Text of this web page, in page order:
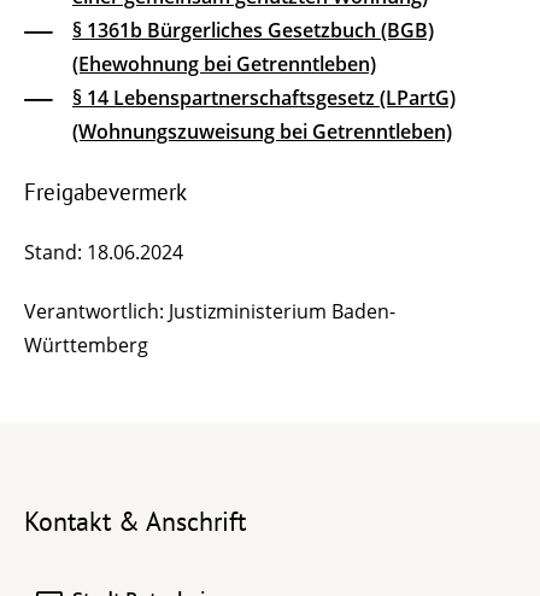
§ 1361b Bürgerliches Gesetzbuch (BGB)
(Ehewohnung bei Getrenntleben)
§ 14 Lebenspartnerschaftsgesetz (LPartG)
(Wohnungszuweisung bei Getrenntleben)
Freigabevermerk
Stand: 18.06.2024
Verantwortlich: Justizministerium Baden-
Württemberg
Kontakt & Anschrift